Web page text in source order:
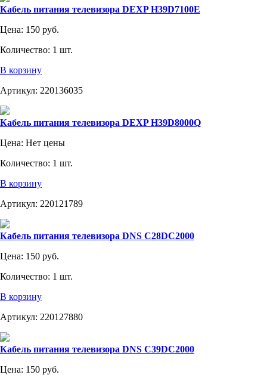
Кабель питания телевизора DEXP H39D7100E
Цена: 150 руб.
Количество: 1 шт.
В корзину
Артикул: 220136035
Кабель питания телевизора DEXP H39D8000Q
Цена: Нет цены
Количество: 1 шт.
В корзину
Артикул: 220121789
Кабель питания телевизора DNS C28DC2000
Цена: 150 руб.
Количество: 1 шт.
В корзину
Артикул: 220127880
Кабель питания телевизора DNS C39DC2000
Цена: 150 руб.